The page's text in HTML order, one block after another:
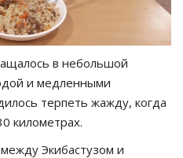
в небольшой
и медленными
терпеть жажду, когда
километрах.
Экибастузом и